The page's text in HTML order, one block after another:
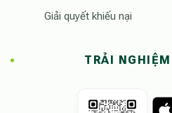
Giải quyết khiếu nại
TRẢI